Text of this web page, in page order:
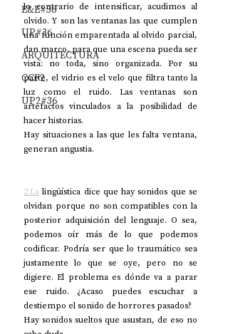
E&E#36
UP#36
ARQUITECTURA
CCF2
UP2#36
lo contrario de intensificar, acudimos al
olvido. Y son las ventanas las que cumplen
una función emparentada al olvido parcial,
dan marco, para que una escena pueda ser
vista: no toda, sino organizada. Por su
parte, el vidrio es el velo que filtra tanto la
luz como el ruido. Las ventanas son
artefactos vinculados a la posibilidad de
hacer historias.
Hay situaciones a las que les falta ventana,
generan angustia.
2.La lingüística dice que hay sonidos que se
olvidan porque no son compatibles con la
posterior adquisición del lenguaje. O sea,
podemos oír más de lo que podemos
codificar. Podría ser que lo traumático sea
justamente lo que se oye, pero no se
digiere. El problema es dónde va a parar
ese ruido. ¿Acaso puedes escuchar a
destiempo el sonido de horrores pasados?
Hay sonidos sueltos que asustan, de eso no